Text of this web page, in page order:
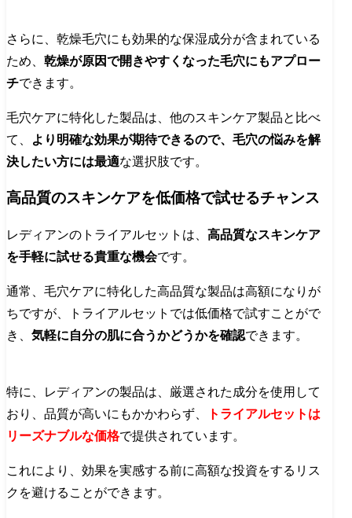
さらに、乾燥毛穴にも効果的な保湿成分が含まれている
ため、 乾燥が原因で開きやすくなった毛穴にもアプロー
チできます。
毛穴ケアに特化した製品は、他のスキンケア製品と比べ
て、
より明確な効果が期待できるので、毛穴の悩みを解
決したい方には最適な選択肢です。
高品質のスキンケアを低価格で試せるチャンス
レディアンのトライアルセットは、 高品質なスキンケア
を手軽に試せる貴重な機会です。
通常、毛穴ケアに特化した高品質な製品は高額になりが
ちですが、トライアルセットでは低価格で試すことがで
き、 気軽に自分の肌に合うかどうかを確認できます。
特に、レディアンの製品は、厳選された成分を使用して
おり、品質が高いにもかかわらず、
トライアルセットは
リーズナブルな価格で提供されています。
これにより、効果を実感する前に高額な投資をするリス
クを避けることができます。